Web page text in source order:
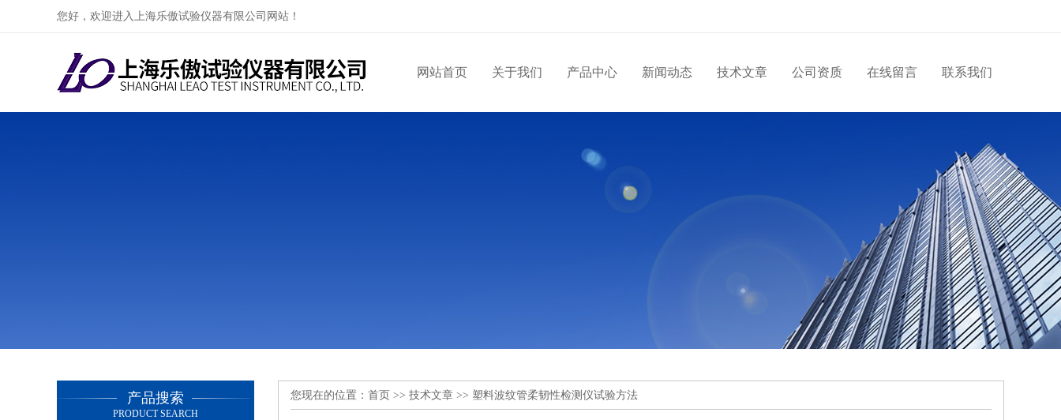
您好，欢迎进入上海乐傲试验仪器有限公司网站！
网站首页 关于我们 产品中心 新闻动态 技术文章 公司资质 在线留言 联系我们
产品搜索
PRODUCT SEARCH
您现在的位置： 首页 >> 技术文章 >> 塑料波纹管柔韧性检测仪试验方法